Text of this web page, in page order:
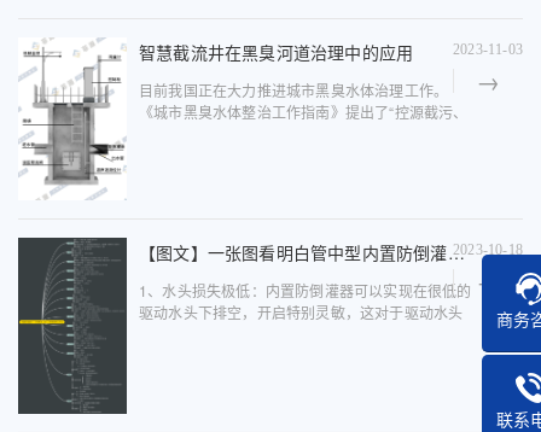
智慧截流井在黑臭河道治理中的应用 2023-11-03
目前我国正在大力推进城市黑臭水体治理工作。
《城市黑臭水体整治工作指南》提出了“控源截污、
【图文】一张图看明白管中型内置防倒灌器与鸭嘴阀、拍门、铸铁镶铜闸门对比
2023-10-18
1、水头损失极低：内置防倒灌器可以实现在很低的
驱动水头下排空，开启特别灵敏，这对于驱动水头
商务
联系